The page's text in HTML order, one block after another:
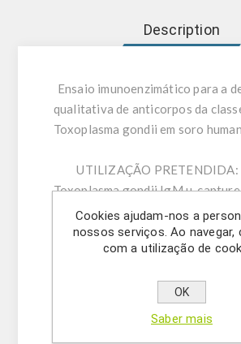
Description
Ensaio imunoenzimático para a
qualitativa de anticorpos da
Toxoplasma gondii em soro
UTILIZAÇÃO PRETENDIDA:
Toxoplasma gondii IgM µ-
determinação de anticorpos da
contra Toxoplasma gondii em
plasma (citrato, heparina).
utilização em procedimentos de
Cookies ajudam-nos a
nossos serviços. Ao navegar,
com a utilização de
OK
Saber mais